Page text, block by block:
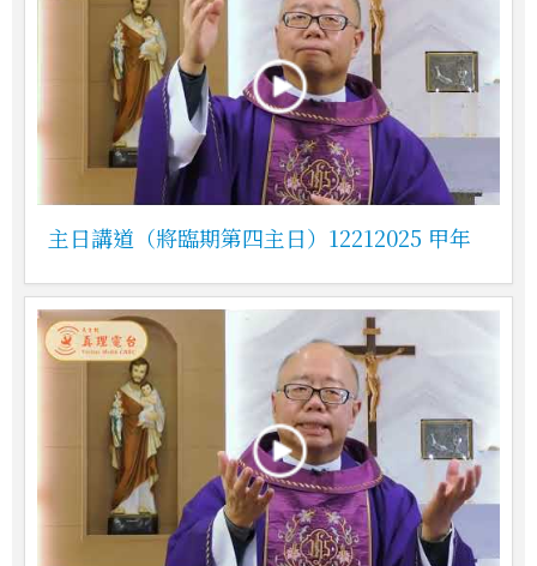
主日講道（將臨期第四主日）12212025 甲年